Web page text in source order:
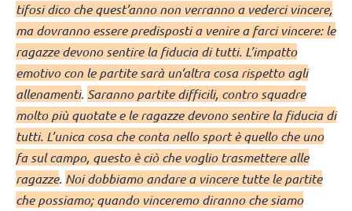
tifosi dico che quest’anno non verranno a vederci vincere,
ma dovranno essere predisposti a venire a farci vincere: le
ragazze devono sentire la fiducia di tutti. L’impatto
emotivo con le partite sarà un’altra cosa rispetto agli
allenamenti. Saranno partite difficili, contro squadre
molto più quotate e le ragazze devono sentire la fiducia di
tutti. L’unica cosa che conta nello sport è quello che uno
fa sul campo, questo è ciò che voglio trasmettere alle
ragazze. Noi dobbiamo andare a vincere tutte le partite
che possiamo; quando vinceremo diranno che siamo